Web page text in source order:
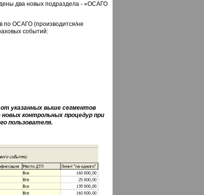
два новых подраздела - «ОСАГО
по ОСАГО (производится/не
событий:
указанных выше сегментов
контрольных процедур при
пользователя.